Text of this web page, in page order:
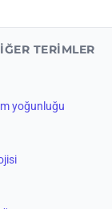
TERIMLER
yoğunluğu